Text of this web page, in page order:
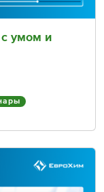
умом и